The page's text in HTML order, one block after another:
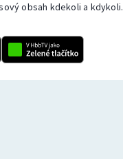
obsah kdekoli a kdykoli.